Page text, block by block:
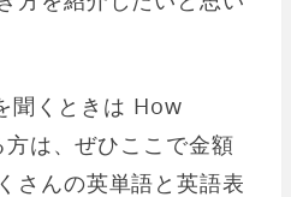
聞くときは How
は、ぜひここで金額
さんの英単語と英語表